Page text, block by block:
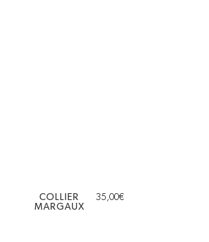
COLLIER
MARGAUX
35,00€